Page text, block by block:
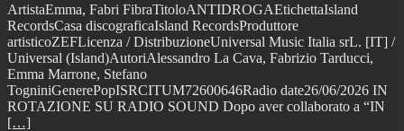
ArtistaEmma, Fabri FibraTitoloANTIDROGAEtichettaIsland
RecordsCasa discograficaIsland RecordsProduttore
artisticoZEFLicenza / DistribuzioneUniversal Music Italia srL. [IT] /
Universal (Island)AutoriAlessandro La Cava, Fabrizio Tarducci,
Emma Marrone, Stefano
TogniniGenerePopISRCITUM72600646Radio date26/06/2026 IN
ROTAZIONE SU RADIO SOUND Dopo aver collaborato a “IN
[…]